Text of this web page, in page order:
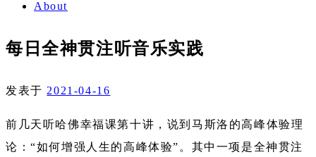
About
每日全神贯注听音乐实践
发表于 2021-04-16
前几天听哈佛幸福课第十讲，说到马斯洛的高峰体验理
论：“如何增强人生的高峰体验”。其中一项是全神贯注